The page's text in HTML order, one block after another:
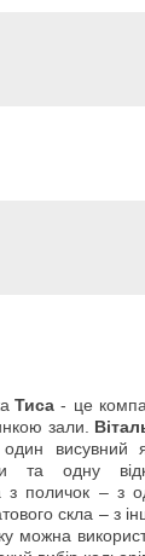
Тиса - це
зали.
висувний
та одну
поличок – з
скла – з
можна